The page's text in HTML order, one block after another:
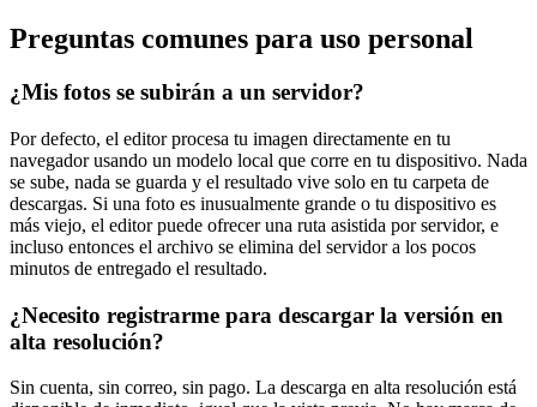
Preguntas comunes para uso personal
¿Mis fotos se subirán a un servidor?
Por defecto, el editor procesa tu imagen directamente en tu
navegador usando un modelo local que corre en tu dispositivo. Nada
se sube, nada se guarda y el resultado vive solo en tu carpeta de
descargas. Si una foto es inusualmente grande o tu dispositivo es
más viejo, el editor puede ofrecer una ruta asistida por servidor, e
incluso entonces el archivo se elimina del servidor a los pocos
minutos de entregado el resultado.
¿Necesito registrarme para descargar la versión en
alta resolución?
Sin cuenta, sin correo, sin pago. La descarga en alta resolución está